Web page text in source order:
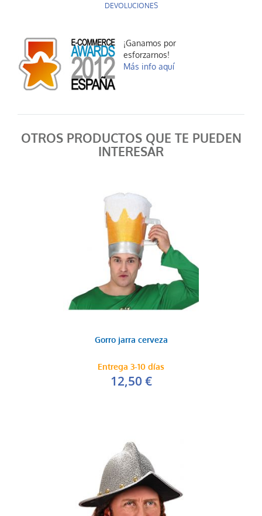
DEVOLUCIONES
¡Ganamos por
esforzarnos!
Más info aquí
OTROS PRODUCTOS QUE TE PUEDEN
INTERESAR
Gorro jarra cerveza
Entrega 3-10 días
12,50 €